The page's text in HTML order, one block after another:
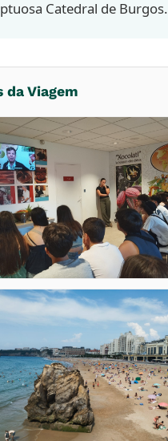
Catedral de Burgos.
da Viagem